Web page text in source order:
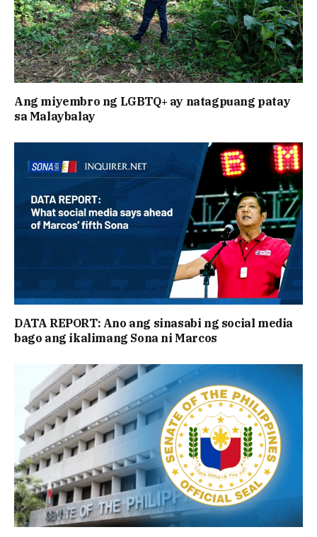
Ang miyembro ng LGBTQ+ ay natagpuang patay
sa Malaybalay
DATA REPORT: Ano ang sinasabi ng social media
bago ang ikalimang Sona ni Marcos